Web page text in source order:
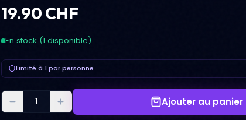
19.90 CHF
En stock (1 disponible)
Limité à 1 par personne
Ajouter au panier